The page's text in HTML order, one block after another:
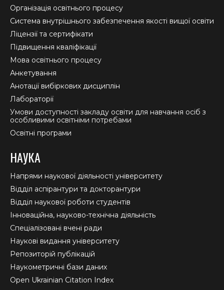
in
new
window
in
new
window
in
new
window
Організація освітнього процесу
Система внутрішнього забезпечення якості вищої освіти
Ліцензії та сертифікати
Підвищення кваліфікації
Мова освітнього процесу
Анкетування
Анотації вибіркових дисциплін
Лабораторії
Умови доступності закладу освіти для навчання осіб з
особливими освітніми потребами
Освітні програми
НАУКА
Напрями наукової діяльності університету
Відділ аспірантури та докторантури
Відділ наукової роботи студентів
Інноваційна, науково-технічна діяльність
Спеціалізовані вчені ради
Наукові видання університету
Репозиторій публікацій
Наукометричні бази даних
Open Ukrainian Citation Index